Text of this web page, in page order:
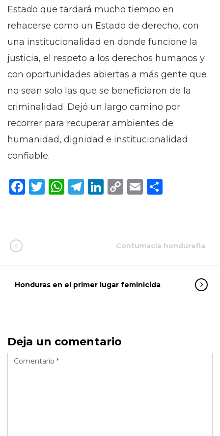
Estado que tardará mucho tiempo en
rehacerse como un Estado de derecho, con
una institucionalidad en donde funcione la
justicia, el respeto a los derechos humanos y
con oportunidades abiertas a más gente que
no sean solo las que se beneficiaron de la
criminalidad. Dejó un largo camino por
recorrer para recuperar ambientes de
humanidad, dignidad e institucionalidad
confiable.
Facebook
Twitter
WhatsApp
Telegram
LinkedIn
CopyEmail
Contumacia hondureña
Honduras en el primer lugar feminicida
Deja un comentario